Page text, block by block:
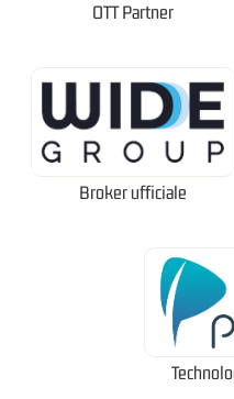
OTT Partner
Broker ufficiale